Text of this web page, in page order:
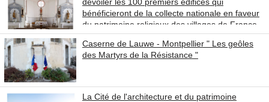
bénéficieront de la collecte nationale en faveur
du patrimoine religieux des villages de France.
Caserne de Lauwe - Montpellier " Les geôles
des Martyrs de la Résistance "
La Cité de l'architecture et du patrimoine